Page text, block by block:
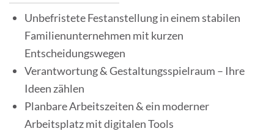
Unbefristete Festanstellung in einem stabilen
Familienunternehmen mit kurzen
Entscheidungswegen
Verantwortung & Gestaltungsspielraum – Ihre
Ideen zählen
Planbare Arbeitszeiten & ein moderner
Arbeitsplatz mit digitalen Tools